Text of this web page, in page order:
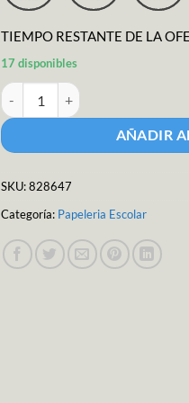
$71.92.
TIEMPO RESTANTE DE LA
17 disponibles
Juego de Geometria Frozen II
AÑADIR
SKU:828647
Categoría: Papeleria Escolar